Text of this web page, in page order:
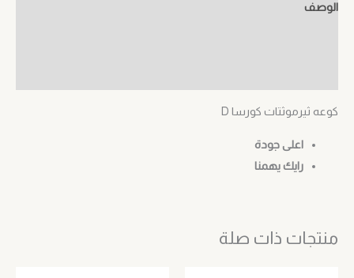
الوصف
كوعه ثيرموثتات كورسا D
اعلى جودة
رايك يهمنا
منتجات ذات صلة